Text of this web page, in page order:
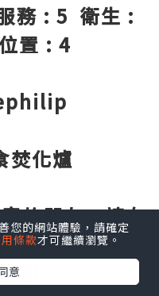
務 : 5 衛生 :
置 : 4
焚化爐
的朋友，請在
當作小小的
謝!
的網站體驗，請確定
條款才可繼續瀏覽。
意